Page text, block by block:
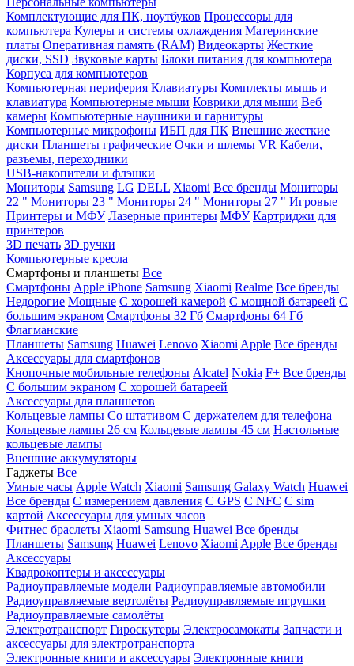
Комплектующие для ПК, ноутбуков Процессоры для
компьютера Кулеры и системы охлаждения Материнские
платы Оперативная память (RAM) Видеокарты Жесткие
диски, SSD Звуковые карты Блоки питания для компьютера
Корпуса для компьютеров
Компьютерная периферия Клавиатуры Комплекты мышь и
клавиатура Компьютерные мыши Коврики для мыши Веб
камеры Компьютерные наушники и гарнитуры
Компьютерные микрофоны ИБП для ПК Внешние жесткие
диски Планшеты графические Очки и шлемы VR Кабели,
разъемы, переходники
USB-накопители и флэшки
Мониторы Samsung LG DELL Xiaomi Все бренды Мониторы
22 " Мониторы 23 " Мониторы 24 " Мониторы 27 " Игровые
Принтеры и МФУ Лазерные принтеры МФУ Картриджи для
принтеров
3D печать 3D ручки
Компьютерные кресла
Смартфоны и планшеты Все
Смартфоны Apple iPhone Samsung Xiaomi Realme Все бренды
Недорогие Мощные С хорошей камерой С мощной батареей С
большим экраном Смартфоны 32 Гб Смартфоны 64 Гб
Флагманские
Планшеты Samsung Huawei Lenovo Xiaomi Apple Все бренды
Аксессуары для смартфонов
Кнопочные мобильные телефоны Alcatel Nokia F+ Все бренды
С большим экраном С хорошей батареей
Аксессуары для планшетов
Кольцевые лампы Со штативом C держателем для телефона
Кольцевые лампы 26 см Кольцевые лампы 45 см Настольные
кольцевые лампы
Внешние аккумуляторы
Гаджеты Все
Умные часы Apple Watch Xiaomi Samsung Galaxy Watch Huawei
Все бренды C измерением давления C GPS C NFC C sim
картой Аксессуары для умных часов
Фитнес браслеты Xiaomi Samsung Huawei Все бренды
Планшеты Samsung Huawei Lenovo Xiaomi Apple Все бренды
Аксессуары
Квадрокоптеры и аксессуары
Радиоуправляемые модели Радиоуправляемые автомобили
Радиоуправляемые вертолёты Радиоуправляемые игрушки
Радиоуправляемые самолёты
Электротранспорт Гироскутеры Электросамокаты Запчасти и
аксессуары для электротранспорта
Электронные книги и аксессуары Электронные книги